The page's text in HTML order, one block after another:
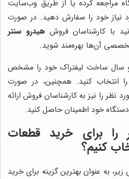
مراجعه کرده یا از طریق وب‌سایت
نیاز خود را سفارش دهید. در صورت
با کارشناسان فروش هیدرو سنتر
آن‌ها بهره‌مند شوید.
و سال ساخت لیفتراک خود را مشخص
انتخاب کنید. همچنین، در صورت
نظر را نیز به کارشناسان فروش ارائه
خود اطمینان حاصل کنید.
را برای خرید قطعات
کنیم؟
زیر، به عنوان بهترین گزینه برای خرید